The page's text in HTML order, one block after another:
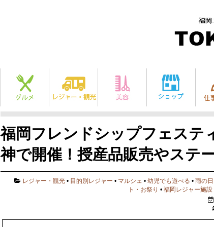
福岡フレンドシップフェステ
神で開催！授産品販売やステ
レジャー・観光 • 目的別レジャー • マルシェ • 幼児でも遊べる • 雨の
ト・お祭り • 福岡レジャー施設